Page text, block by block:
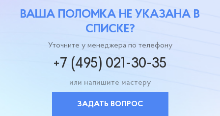
ВАША ПОЛОМКА НЕ УКАЗАНА В
СПИСКЕ?
Уточните у менеджера по телефону
+7 (495) 021-30-35
или напишите мастеру
ЗАДАТЬ ВОПРОС